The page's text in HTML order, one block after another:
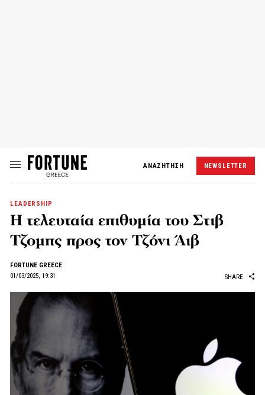
ΑΝΑΖΗΤΗΣΗ NEWSLETTER
LEADERSHIP
Η τελευταία επιθυμία του Στιβ
Τζομπς προς τον Τζόνι Άιβ
FORTUNE GREECE
01/03/2025, 19:31
SHARE